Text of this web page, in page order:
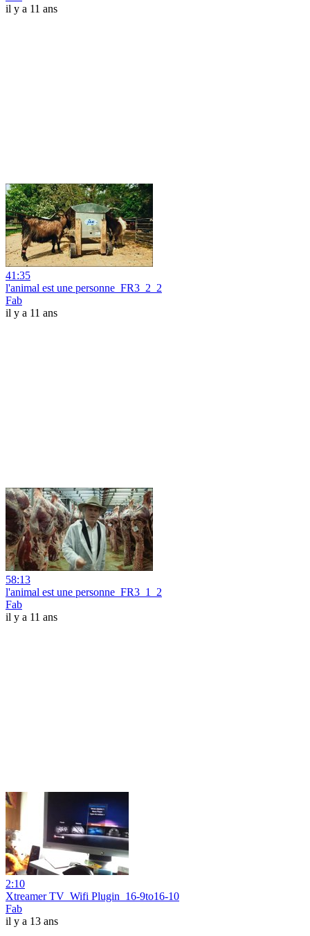
il y a 11 ans
41:35
l'animal est une personne_FR3_2_2
Fab
il y a 11 ans
58:13
l'animal est une personne_FR3_1_2
Fab
il y a 11 ans
2:10
Xtreamer TV_Wifi Plugin_16-9to16-10
Fab
il y a 13 ans